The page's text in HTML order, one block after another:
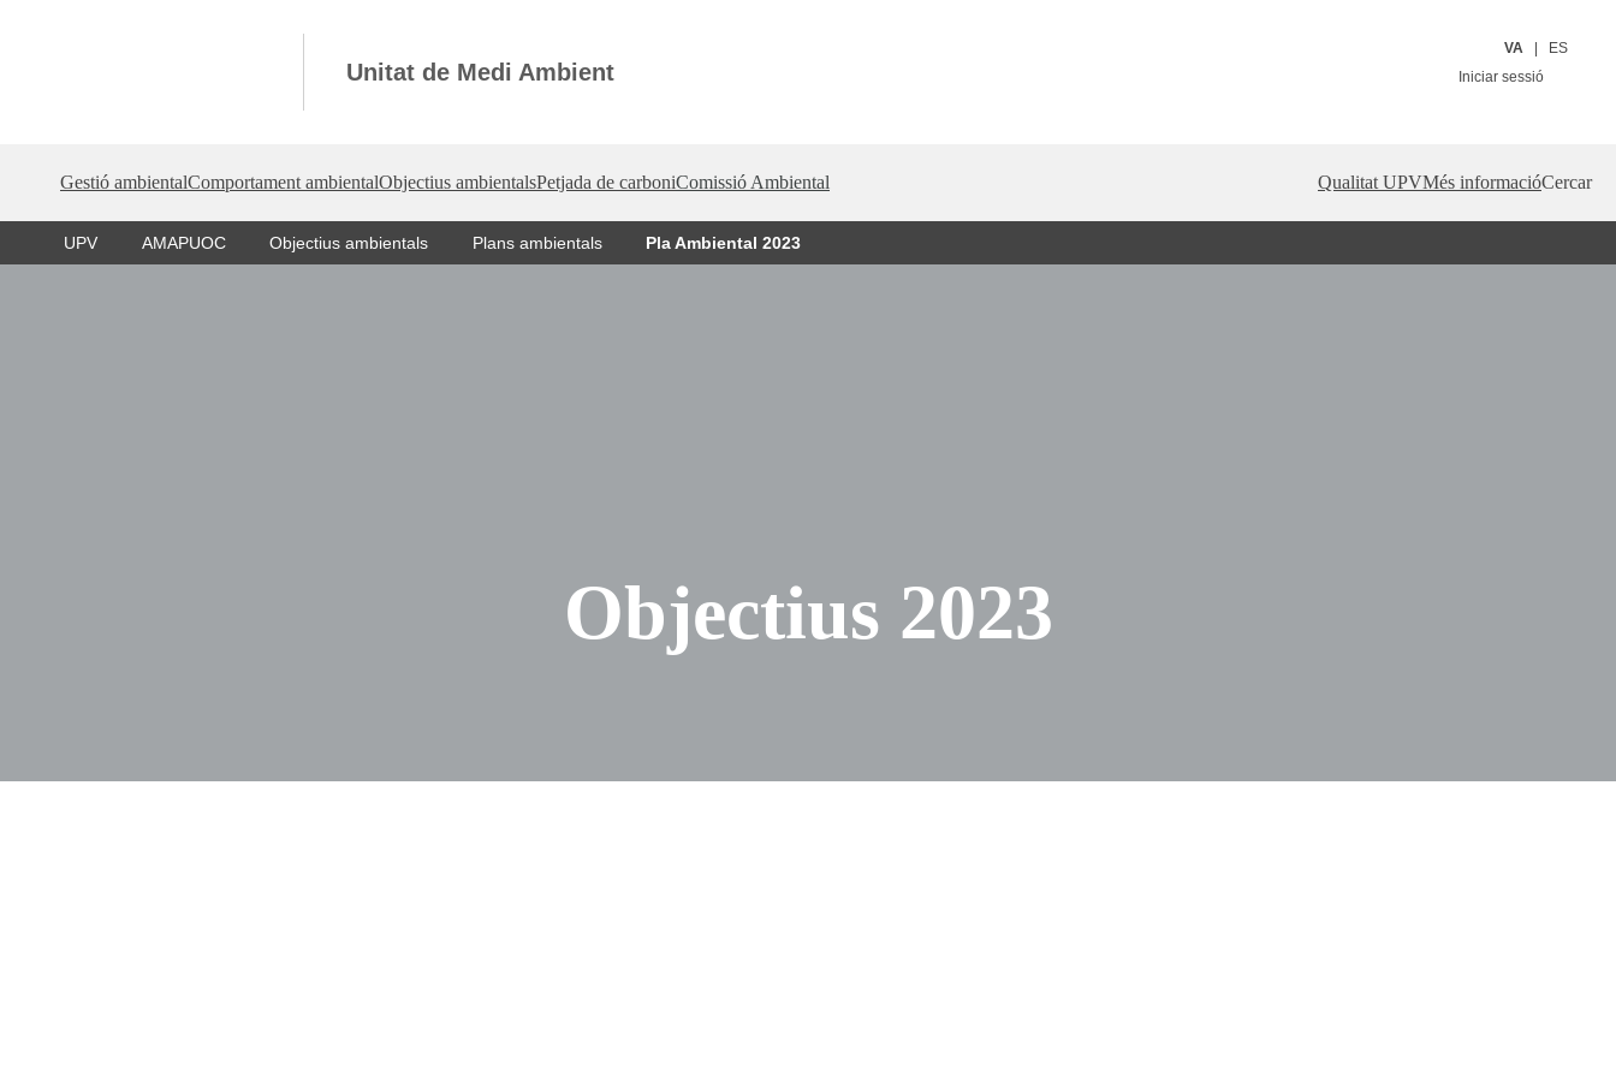
Unitat de Medi Ambient
VA
ES
Iniciar sessió
Gestió ambientalComportament ambientalObjectius ambientalsPetjada de carboniComissió Ambiental Cercar
Més informació
Qualitat UPV
UPV AMAPUOC Objectius ambientals Plans ambientals Pla Ambiental 2023
Objectius 2023